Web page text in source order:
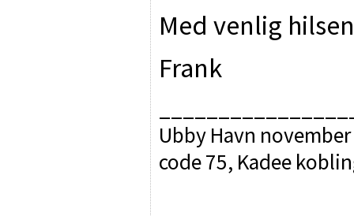
Med venlig hilsen
Frank
Ubby Havn
code 75, Kadee